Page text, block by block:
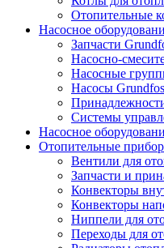
Отопительные
Насосное
Запчасти
Насосно-
Насосные
Насосы Grundfos
Системы
Насосное
Отопительные
Вентили для
Запчасти и
Конвекторы
Конвекторы
Ниппели для
Переходы для